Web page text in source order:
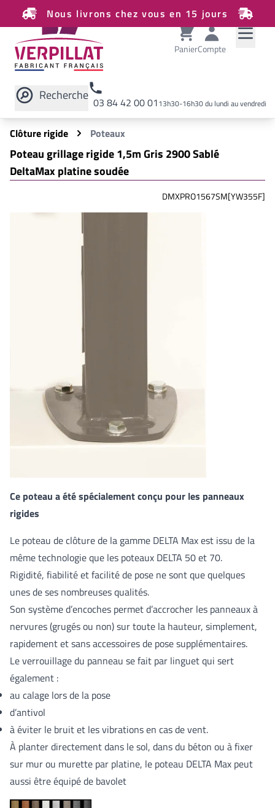
Nous livrons chez vous en 15 jours
PanierCompte
Recherche 03 84 42 00 0113h30-16h30 du lundi au vendredi
Rechercher sur le site
Clôture rigide
Poteaux
Poteau grillage rigide 1,5m Gris 2900 Sablé
DeltaMax platine soudée
DMXPRO1567SM[YW355F]
Ce poteau a été spécialement conçu pour les panneaux
rigides
Le poteau de clôture de la gamme DELTA Max est issu de la
même technologie que les poteaux DELTA 50 et 70.
Rigidité, fiabilité et facilité de pose ne sont que quelques
unes de ses nombreuses qualités.
Son système d’encoches permet d’accrocher les panneaux à
nervures (grugés ou non) sur toute la hauteur, simplement,
rapidement et sans accessoires de pose supplémentaires.
Le verrouillage du panneau se fait par linguet qui sert
également :
au calage lors de la pose
d’antivol
à éviter le bruit et les vibrations en cas de vent.
À planter directement dans le sol, dans du béton ou à fixer
sur mur ou murette par platine, le poteau DELTA Max peut
aussi être équipé de bavolet